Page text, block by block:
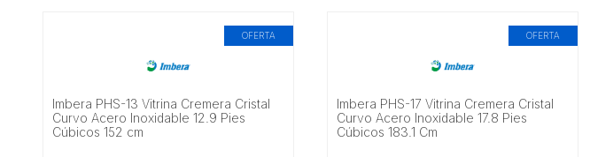
Características
OFERTA
Imbera PHS-13 Vitrina Cremera Cristal
Curvo Acero Inoxidable 12.9 Pies
Cúbicos 152 cm
OFERTA
Imbera PHS-17 Vitrina Cremera Cristal
Curvo Acero Inoxidable 17.8 Pies
Cúbicos 183.1 Cm